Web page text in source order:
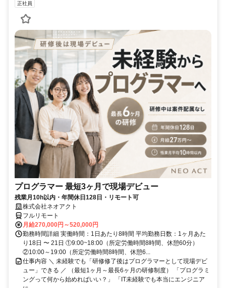
正社員
プログラマー 最短3ヶ月で現場デビュー
残業月10h以内・年間休日128日・リモート可
株式会社ネオアクト
フルリモート
月給270,000円～520,000円
勤務時間詳細 実働時間：1日あたり8時間 平均勤務日数：1ヶ月あた
り18日 〜 21日 ①9:00~18:00（所定労働時間8時間、休憩60分）
②10:00～19:00（所定労働時間8時間、休憩6...
仕事内容 ＼ 未経験でも「研修修了後はプログラマーとして現場デビ
ュー」できる ／ （最短1ヶ月～最長6ヶ月の研修制度） 「プログラミ
ングって何から始めればいい？」 「IT未経験でも本当にエンジニア